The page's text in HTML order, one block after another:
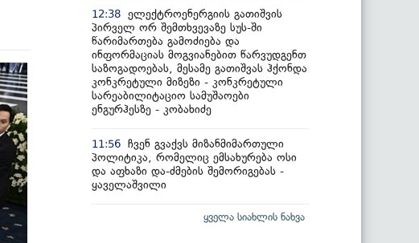
12:38 ელექტროენერგიის გათიშვის
პირველ ორ შემთხვევაზე სუს-ში
წარიმართება გამოძიება და
ინფორმაციას მოგვიანებით წარვუდგენთ
საზოგადოებას, მესამე გათიშვას ჰქონდა
კონკრეტული მიზეზი - კონკრეტული
სარეაბილიტაციო სამუშაოები
ენგურჰესზე - კობახიძე
11:56 ჩვენ გვაქვს მიზანმიმართული
პოლიტიკა, რომელიც ემსახურება ოსი
და აფხაზი და-ძმების შემორიგებას -
ყაველაშვილი
ყველა სიახლის ნახვა